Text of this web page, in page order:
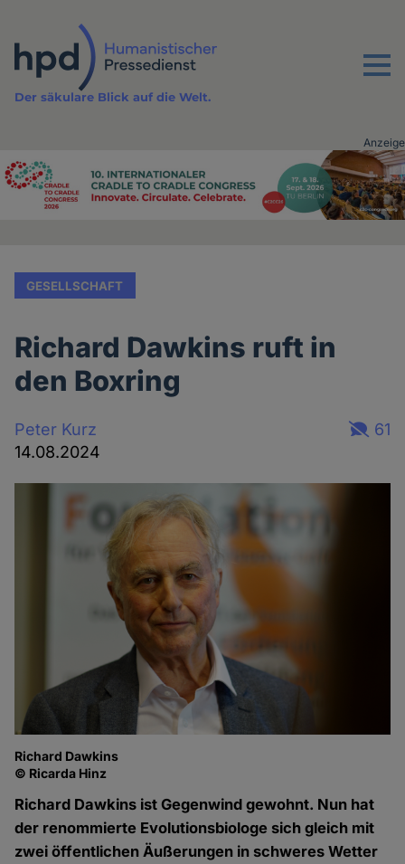
Inhalt
Menu
Der säkulare Blick auf die Welt.
Advertising
Anzeige
GESELLSCHAFT
Richard Dawkins ruft in
den Boxring
Peter Kurz
14.08.2024
61
Richard Dawkins
© Ricarda Hinz
Richard Dawkins ist Gegenwind gewohnt. Nun hat
der renommierte Evolutionsbiologe sich gleich mit
zwei öffentlichen Äußerungen in schweres Wetter